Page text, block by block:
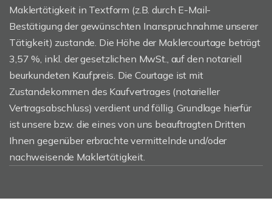
Maklertätigkeit in Textform (z.B. durch E-Mail-
Bestätigung der gewünschten Inanspruchnahme unserer
Tätigkeit) zustande. Die Höhe der Maklercourtage beträgt
3,57 %, inkl. der gesetzlichen MwSt., auf den notariell
beurkundeten Kaufpreis. Die Courtage ist mit
Zustandekommen des Kaufvertrages (notarieller
Vertragsabschluss) verdient und fällig. Grundlage hierfür
ist unsere bzw. die eines von uns beauftragten Dritten
Ihnen gegenüber erbrachte vermittelnde und/oder
nachweisende Maklertätigkeit.